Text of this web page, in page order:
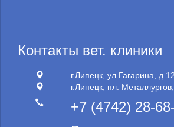
Контакты вет. клиники
г.Липецк, ул.Гагарина,
г.Липецк, пл.
+7 (4742) 28-